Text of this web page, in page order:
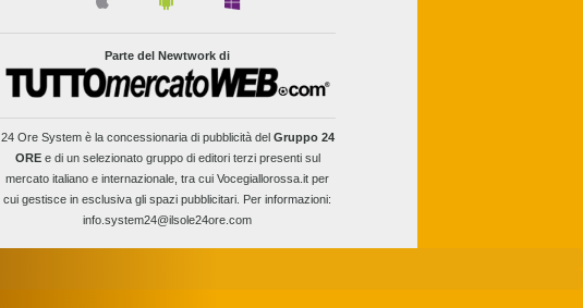
Parte del Newtwork di
24 Ore Systemè la concessionaria di pubblicità del Gruppo 24
OREe di un selezionato gruppo di editori terzi presenti sul
mercato italiano e internazionale, tra cui Vocegiallorossa.it per
cui gestisce in esclusiva gli spazi pubblicitari. Per informazioni:
info.system24@ilsole24ore.com